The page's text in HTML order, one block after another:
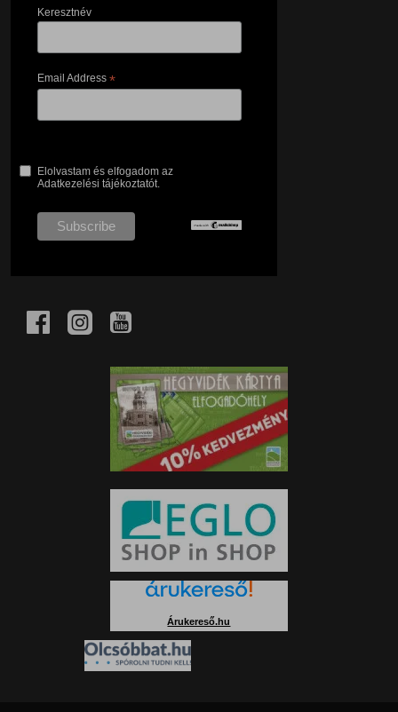
Keresztnév
Email Address *
Elolvastam és elfogadom az
Adatkezelési tájékoztatót.
Árukereső.hu